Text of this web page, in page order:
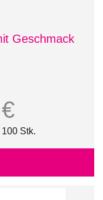
Geschmack
Stk.